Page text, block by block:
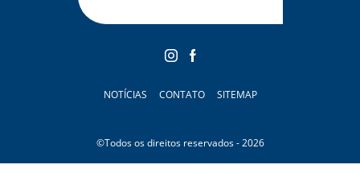
NOTÍCIAS CONTATO SITEMAP
©Todos os direitos reservados - 2026